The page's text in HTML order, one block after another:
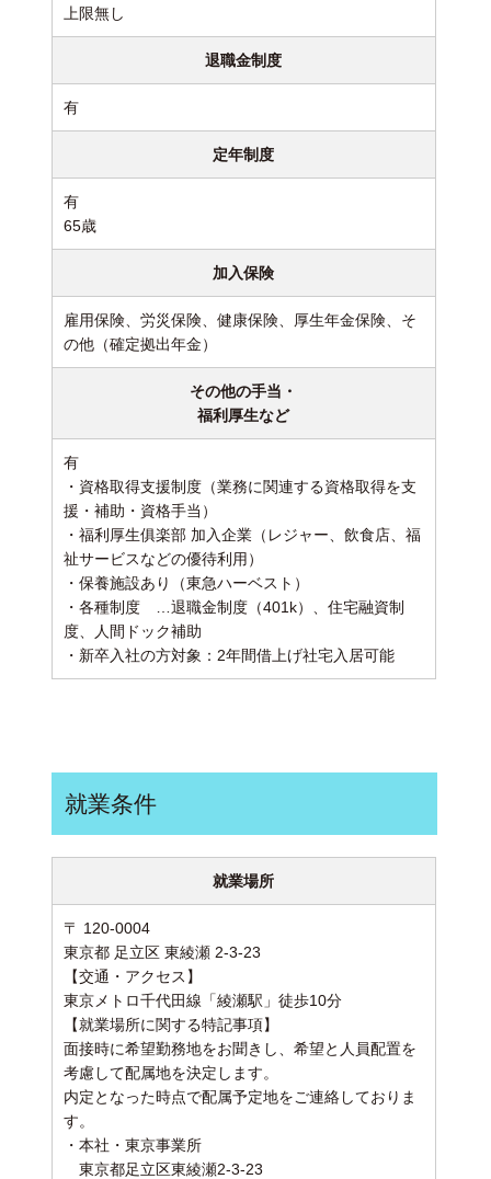
上限無し
退職金制度
有
定年制度
有
65歳
加入保険
雇用保険、労災保険、健康保険、厚生年金保険、そ
の他（確定拠出年金）
その他の手当・
福利厚生など
有
・資格取得支援制度（業務に関連する資格取得を支
援・補助・資格手当）
・福利厚生俱楽部 加入企業（レジャー、飲食店、福
祉サービスなどの優待利用）
・保養施設あり（東急ハーベスト）
・各種制度 …退職金制度（401k）、住宅融資制
度、人間ドック補助
・新卒入社の方対象：2年間借上げ社宅入居可能
就業条件
就業場所
〒 120-0004
東京都 足立区 東綾瀬 2-3-23
【交通・アクセス】
東京メトロ千代田線「綾瀬駅」徒歩10分
【就業場所に関する特記事項】
面接時に希望勤務地をお聞きし、希望と人員配置を
考慮して配属地を決定します。
内定となった時点で配属予定地をご連絡しておりま
す。
・本社・東京事業所
東京都足立区東綾瀬2-3-23